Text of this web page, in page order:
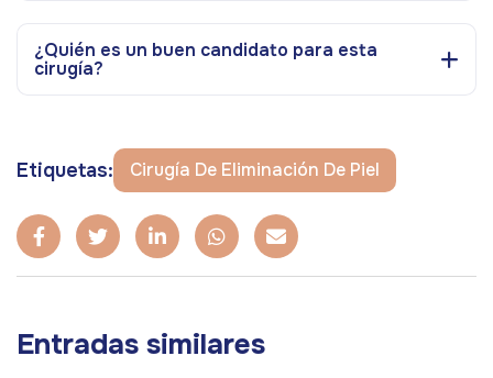
¿Quién es un buen candidato para esta
cirugía?
Etiquetas: Cirugía De Eliminación De Piel
Entradas similares